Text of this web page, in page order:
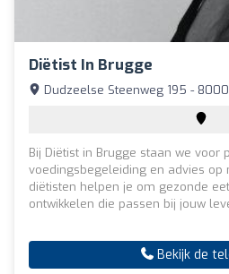
Diëtist In Brugge
Dudzeelse Steenweg 195 -
Bij Diëtist in Brugge staan we voor
voedingsbegeleiding en advies op
diëtisten helpen je om gezonde
ontwikkelen die passen bij jouw
Bekijk de